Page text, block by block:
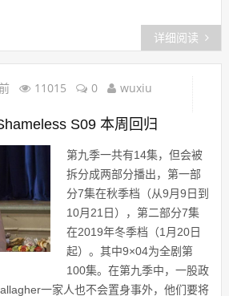
详细阅读
11015 0 wuxiu
S09 本周回归
第九季一共有14集，但会被
拆分成两部分播出，第一部
分7集在秋季档（从9月9日到
10月21日），第二部分7集
在2019年冬季档（1月20日
起）。其中9×04为全剧第
100集。在第九季中，一股政
一家人也不会置身事外，他们要将